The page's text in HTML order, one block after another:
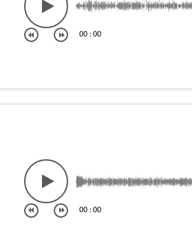
00 : 00
00 : 00